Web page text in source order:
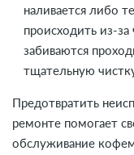
наливается либо
происходить из-
забиваются
тщательную
Предотвратить
ремонте помогает
обслуживание